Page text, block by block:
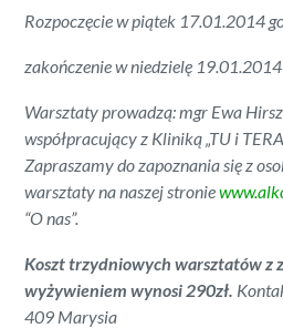
Rozpoczęcie w piątek 17.01.2014
zakończenie w niedzielę 19.01.2014
Warsztaty prowadzą: mgr Ewa
współpracujący z Kliniką „TU i
Zapraszamy do zapoznania się z
warsztaty na naszej stronie
“O nas”.
Koszt trzydniowych warsztatów z
wyżywieniem wynosi 290zł.
409 Marysia